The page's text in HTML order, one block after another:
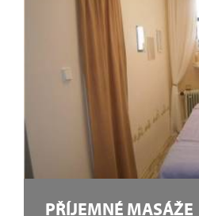
PŘÍJEMNÉ MASÁŽE